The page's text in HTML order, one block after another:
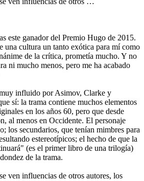
este ganador del Premio Hugo de 2015.
cultura un tanto exótica para mí como
de la crítica, prometía mucho. Y no
ni mucho menos, pero me ha acabado
influido por Asimov, Clarke y
sí: la trama contiene muchos elementos
en los años 60, pero que desde
al menos en Occidente. El personaje
los secundarios, que tenían mimbres para
estereotípicos; el hecho de que la
(es el primer libro de una trilogía)
de la trama.
ven influencias de otros autores, los